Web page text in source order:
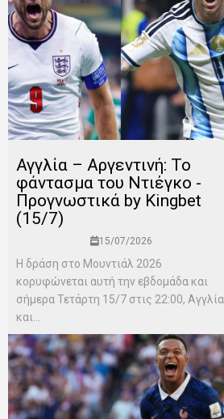
Αγγλία – Αργεντινή: Το
φάντασμα του Ντιέγκο -
Προγνωστικά by Kingbet
(15/7)
15/07/2026
Η δράση στο Μουντιάλ 2026
κορυφώνεται αυτή την εβδομάδα και
σήμερα Τετάρτη 15/7 στις 22:00, Αγγλία
και...